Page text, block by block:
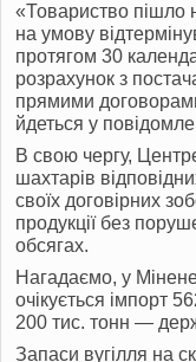
«Товариство пішло
на умову
протягом 30
розрахунок з
прямими
йдеться у
В свою чергу,
шахтарів
своїх договірних
продукції без
обсягах.
Нагадаємо, у
очікується імпорт
200 тис. тонн —
Запаси вугілля на